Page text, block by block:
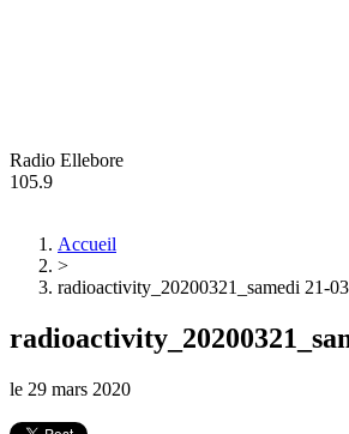
Radio Ellebore
105.9
Accueil
>
radioactivity_20200321_samedi 21-03
le 29 mars 2020